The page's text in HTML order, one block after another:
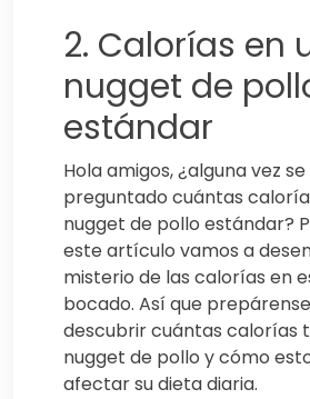
2. Calorías en
nugget de
estándar
Hola amigos, ¿alguna vez
preguntado cuántas
nugget de pollo estándar?
este artículo vamos a
misterio de las calorías en
bocado. Así que
descubrir cuántas calorías
nugget de pollo y cómo
afectar su dieta diaria.